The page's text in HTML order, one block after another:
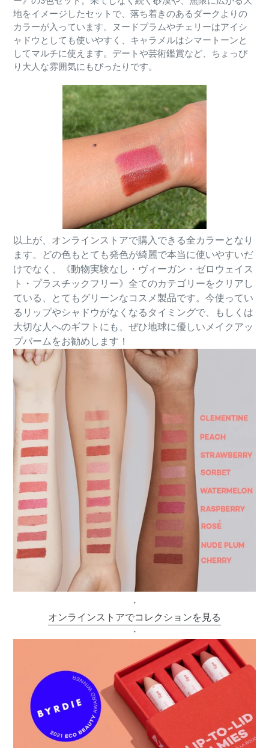
地をイメージしたセットで、落ち着きのあるダークよりの
カラーが入っています。ヌードプラムやチェリーはアイシ
ャドウとしても使いやすく、キャラメルはシマートーンと
してマルチに使えます。デートや芸術鑑賞など、ちょっぴ
り大人な雰囲気にもぴったりです。
以上が、オンラインストアで購入できる全カラーとなり
ます。どの色もとても発色が綺麗で本当に使いやすいだ
けでなく、《動物実験なし・ヴィーガン・ゼロウェイス
ト・プラスチックフリー》全てのカテゴリーをクリアし
ている、とてもグリーンなコスメ製品です。今使ってい
るリップやシャドウがなくなるタイミングで、もしくは
大切な人へのギフトにも、ぜひ地球に優しいメイクアッ
プバームをお勧めします！
・
オンラインストアでコレクションを見る
・